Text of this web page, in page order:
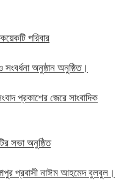
পরিবার
সংবর্ধনা অনুষ্ঠান অনুষ্ঠিত।
প্রকাশের জেরে সাংবাদিক
সভা অনুষ্ঠিত
প্রবাসী নাঈম আহমেদ বুলবুল।